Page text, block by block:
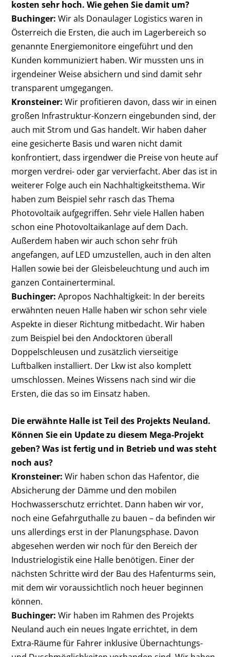
kosten sehr hoch. Wie gehen Sie damit um?
Buchinger:Wir als Donaulager Logistics waren in
Österreich die Ersten, die auch im Lagerbereich so
genannte Energiemonitore eingeführt und den
Kunden kommuniziert haben. Wir mussten uns in
irgendeiner Weise absichern und sind damit sehr
transparent umgegangen.
Kronsteiner: Wir profitieren davon, dass wir in einen
großen Infrastruktur-Konzern eingebunden sind, der
auch mit Strom und Gas handelt. Wir haben daher
eine gesicherte Basis und waren nicht damit
konfrontiert, dass irgendwer die Preise von heute auf
morgen verdrei- oder gar vervierfacht. Aber das ist in
weiterer Folge auch ein Nachhaltigkeitsthema. Wir
haben zum Beispiel sehr rasch das Thema
Photovoltaik aufgegriffen. Sehr viele Hallen haben
schon eine Photovoltaikanlage auf dem Dach.
Außerdem haben wir auch schon sehr früh
angefangen, auf LED umzustellen, auch in den alten
Hallen sowie bei der Gleisbeleuchtung und auch im
ganzen Containerterminal.
Buchinger: Apropos Nachhaltigkeit: In der bereits
erwähnten neuen Halle haben wir schon sehr viele
Aspekte in dieser Richtung mitbedacht. Wir haben
zum Beispiel bei den Andocktoren überall
Doppelschleusen und zusätzlich vierseitige
Luftbalken installiert. Der Lkw ist also komplett
umschlossen. Meines Wissens nach sind wir die
Ersten, die das so im Einsatz haben.
Die erwähnte Halle ist Teil des Projekts Neuland.
Können Sie ein Update zu diesem Mega-Projekt
geben? Was ist fertig und in Betrieb und was steht
noch aus?
Kronsteiner: Wir haben schon das Hafentor, die
Absicherung der Dämme und den mobilen
Hochwasserschutz errichtet. Dann haben wir vor,
noch eine Gefahrguthalle zu bauen – da befinden wir
uns allerdings erst in der Planungsphase. Davon
abgesehen werden wir noch für den Bereich der
Industrielogistik eine Halle benötigen. Einer der
nächsten Schritte wird der Bau des Hafenturms sein,
mit dem wir voraussichtlich noch heuer beginnen
können.
Buchinger: Wir haben im Rahmen des Projekts
Neuland auch ein neues Ingate errichtet, in dem
Extra-Räume für Fahrer inklusive Übernachtungs-